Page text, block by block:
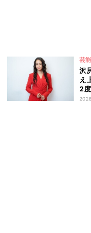
芸能
沢
え
2